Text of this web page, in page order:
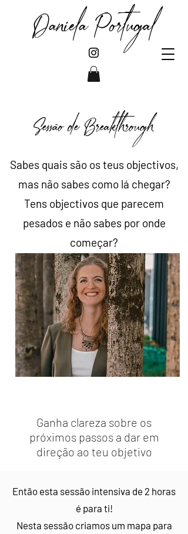
Daniela Portugal
Sessão de Breakthrough
Sabes quais são os teus objectivos,
mas não sabes como lá chegar?
Tens objectivos que parecem
pesados e não sabes por onde
começar?
Ganha clareza sobre os
próximos passos a dar em
direção ao teu objetivo
Então esta sessão intensiva de 2 horas
é para ti!
Nesta sessão criamos um mapa para